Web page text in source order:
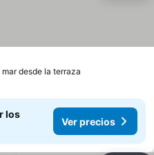
desde la terraza
los
Ver precios